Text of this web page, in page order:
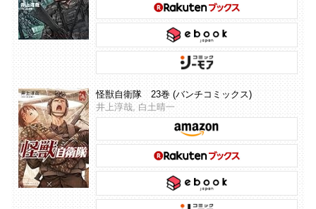
怪獣自衛隊 23巻 (バンチコミックス)
井上淳哉, 白土晴一